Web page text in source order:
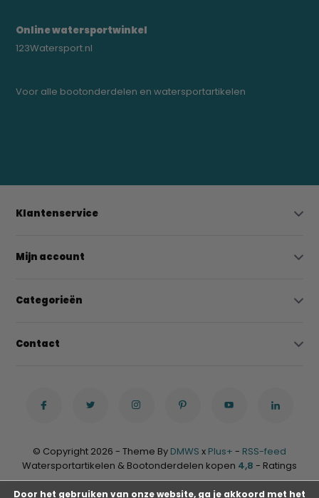
Online watersportwinkel
123Watersport.nl
Voor alle bootonderdelen en watersportartikelen
Klantenservice
Mijn account
Categorieën
Contact
© Copyright 2026 - Theme By DMWS x Plus+ - RSS-feed
Watersportartikelen & Bootonderdelen kopen 4,8 - Ratings
Door het gebruiken van onze website, ga je akkoord met het